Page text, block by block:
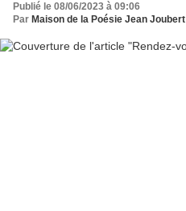
Publié le 08/06/2023 à 09:06
Par Maison de la Poésie Jean Joubert